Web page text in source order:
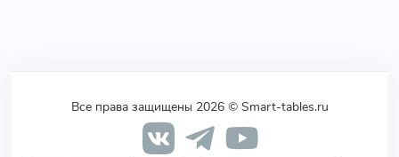
Все права защищены 2026 © Smart-tables.ru